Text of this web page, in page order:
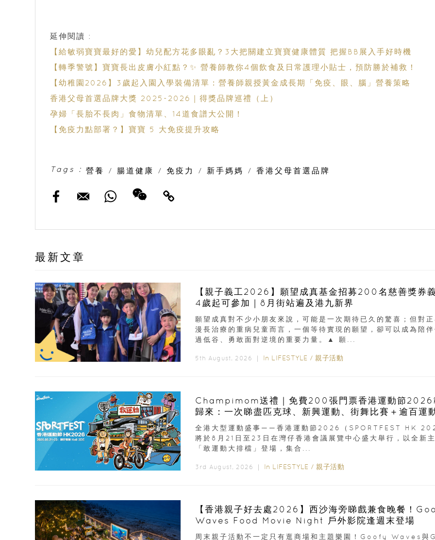
延伸閱讀 :
【給敏弱寶寶最好的愛】幼兒配方花多眼亂？3大把關建立寶寶健康體質 把握BB展入手好時機
​​【轉季警號】寶寶長出皮膚小紅點？✨ 營養師教你4個飲食及日常護理小貼士，預防勝於補救！​
【幼稚園2026】3歲起入園入學裝備清單：營養師親授黃金成長期「免疫、眼、腦」營養策略
香港父母首選品牌大獎 2025-2026｜得獎品牌巡禮（上）
孕婦「長胎不長肉」食物清單、14道食譜大公開！
【免疫力點部署？】寶寶 5 大免疫提升攻略
Tags : 營養 / 腸道健康 / 免疫力 / 新手媽媽 / 香港父母首選品牌
最新文章
【親子義工2026】願望成真基金招募200名慈善獎券
4歲起可參加｜8月街站遍及港九新界
願望成真對不少小朋友來說，可能是一次期待已久的驚喜；但對
漫長治療的重病兒童而言，一個等待實現的願望，卻可以成為陪
過低谷、勇敢面對逆境的重要力量。▲ 願...
5th August, 2026 ｜ In LIFESTYLE / 親子活動
Champimom送禮｜免費200張門票香港運動節2026
歸來：一次睇盡匹克球、新興運動、街舞比賽＋逾百運
展覽
全港大型運動盛事——香港運動節2026（SPORTFEST HK
將於8月21日至23日在灣仔香港會議展覽中心盛大舉行，以全新
「敢運動大排檔」登場，集合...
3rd August, 2026 ｜ In LIFESTYLE / 親子活動
【香港親子好去處2026】西沙海旁睇戲兼食晚餐！
Waves Food Movie Night 戶外影院逢週末登場
周末親子活動不一定只有逛商場和主題樂園！Goofy Waves